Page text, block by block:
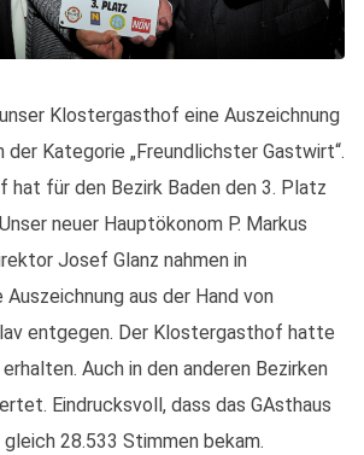
Klostergasthof eine Auszeichnung
der Kategorie „Freundlichster Gastwirt“.
hat für den Bezirk Baden den 3. Platz
neuer Hauptökonom P. Markus
Josef Glanz nahmen in
aus der Hand von
entgegen. Der Klostergasthof hatte
Auch in den anderen Bezirken
Eindrucksvoll, dass das GAsthaus
28.533 Stimmen bekam.